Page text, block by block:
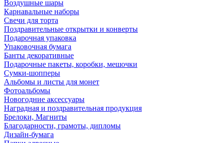
Воздушные шары
Карнавальные наборы
Свечи для торта
Поздравительные открытки и конверты
Подарочная упаковка
Упаковочная бумага
Банты декоративные
Подарочные пакеты, коробки, мешочки
Сумки-шопперы
Альбомы и листы для монет
Фотоальбомы
Новогодние аксессуары
Наградная и поздравительная продукция
Брелоки, Магниты
Благодарности, грамоты, дипломы
Дизайн-бумага